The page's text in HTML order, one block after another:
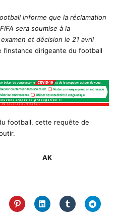
informe que la réclamation
sera soumise à la
et décision le 21 avril
dirigeante du football
football, cette requête de